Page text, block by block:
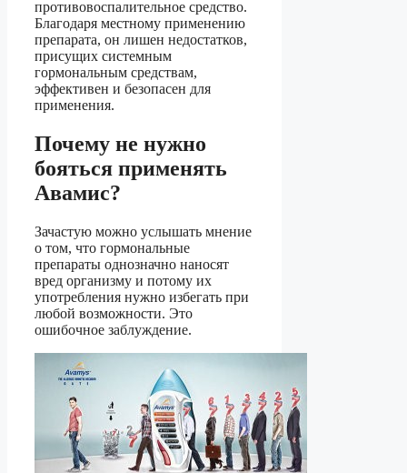
противовоспалительное средство.
Благодаря местному применению
препарата, он лишен недостатков,
присущих системным
гормональным средствам,
эффективен и безопасен для
применения.
Почему не нужно
бояться применять
Авамис?
Зачастую можно услышать мнение
о том, что гормональные
препараты однозначно наносят
вред организму и потому их
употребления нужно избегать при
любой возможности. Это
ошибочное заблуждение.